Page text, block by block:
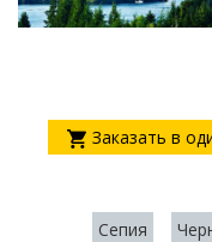
Заказать в
Сепия